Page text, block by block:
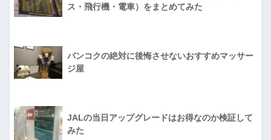
ス・飛行機・電車）をまとめてみた
バンコクの絶対に後悔させないおすすめマッサー
ジ屋
JALの当日アップグレードはお得なのか検証して
みた